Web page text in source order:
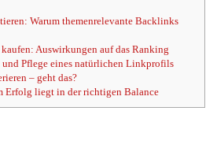
Warum themenrelevante Backlinks
Auswirkungen auf das Ranking
und Pflege eines natürlichen Linkprofils
– geht das?
Erfolg liegt in der richtigen Balance